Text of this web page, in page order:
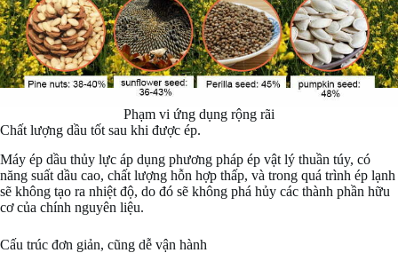
Phạm vi ứng dụng rộng rãi
Chất lượng dầu tốt sau khi được ép.
Máy ép dầu thủy lực áp dụng phương pháp ép vật lý thuần túy, có
năng suất dầu cao, chất lượng hỗn hợp thấp, và trong quá trình ép lạnh
sẽ không tạo ra nhiệt độ, do đó sẽ không phá hủy các thành phần hữu
cơ của chính nguyên liệu.
Cấu trúc đơn giản, cũng dễ vận hành